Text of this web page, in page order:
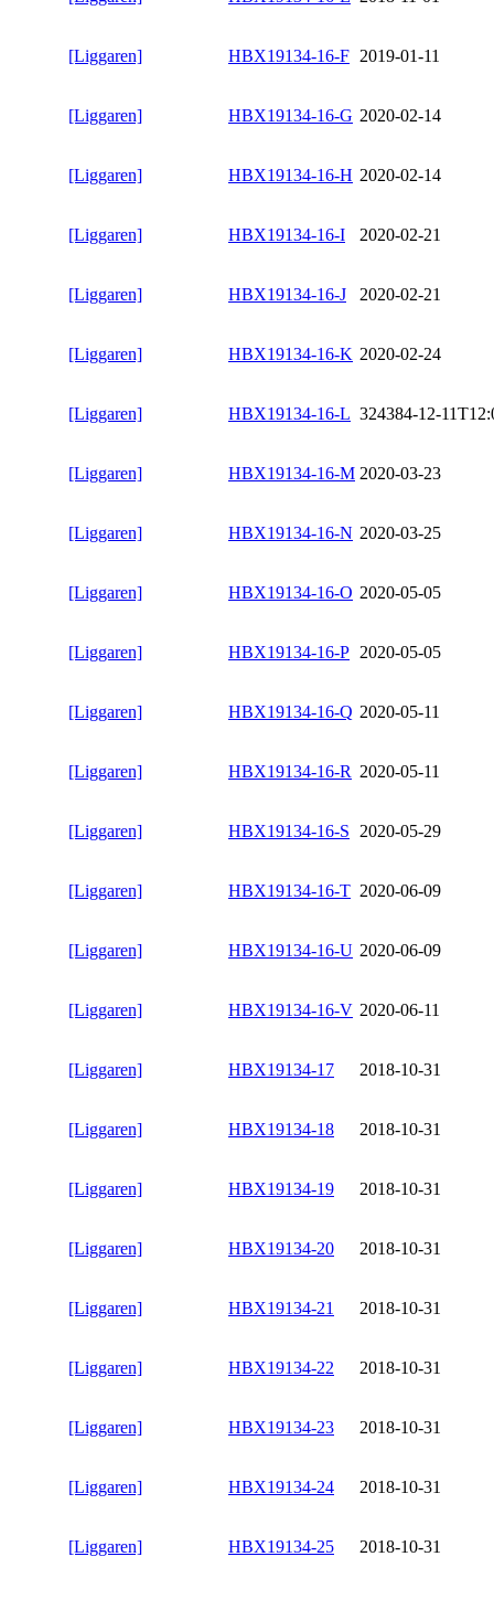
[Liggaren] HBX19134-16-F 2019-01-11
[Liggaren] HBX19134-16-G 2020-02-14
[Liggaren] HBX19134-16-H 2020-02-14
[Liggaren] HBX19134-16-I 2020-02-21
[Liggaren] HBX19134-16-J 2020-02-21
[Liggaren] HBX19134-16-K 2020-02-24
[Liggaren] HBX19134-16-L 324384-12-
[Liggaren] HBX19134-16-M 2020-03-23
[Liggaren] HBX19134-16-N 2020-03-25
[Liggaren] HBX19134-16-O 2020-05-05
[Liggaren] HBX19134-16-P 2020-05-05
[Liggaren] HBX19134-16-Q 2020-05-11
[Liggaren] HBX19134-16-R 2020-05-11
[Liggaren] HBX19134-16-S 2020-05-29
[Liggaren] HBX19134-16-T 2020-06-09
[Liggaren] HBX19134-16-U 2020-06-09
[Liggaren] HBX19134-16-V 2020-06-11
[Liggaren] HBX19134-17 2018-10-31
[Liggaren] HBX19134-18 2018-10-31
[Liggaren] HBX19134-19 2018-10-31
[Liggaren] HBX19134-20 2018-10-31
[Liggaren] HBX19134-21 2018-10-31
[Liggaren] HBX19134-22 2018-10-31
[Liggaren] HBX19134-23 2018-10-31
[Liggaren] HBX19134-24 2018-10-31
[Liggaren] HBX19134-25 2018-10-31